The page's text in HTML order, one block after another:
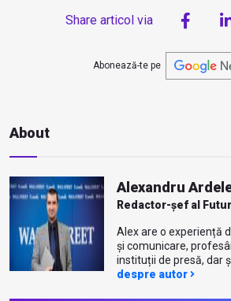
Share articol via
Abonează-te pe
About
Alexandru
Redactor-șef al
Alex are o experiență
și comunicare,
instituții de presă, dar și
despre autor